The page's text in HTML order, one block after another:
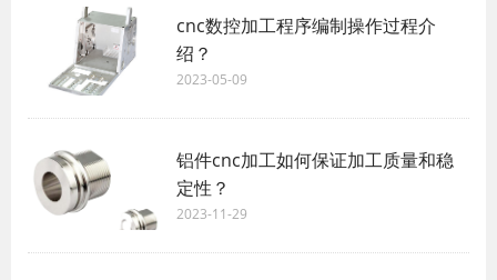
cnc数控加工程序编制操作过程介
绍？
2023-05-09
铝件cnc加工如何保证加工质量和稳
定性？
2023-11-29